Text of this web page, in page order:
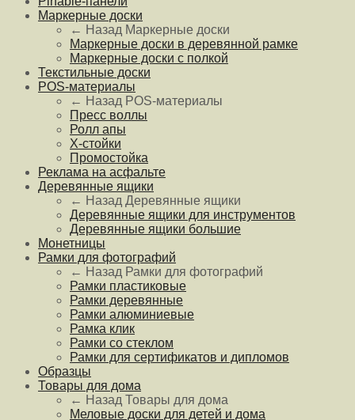
Маркерные доски
← Назад Маркерные доски
Маркерные доски в деревянной рамке
Маркерные доски с полкой
Текстильные доски
POS-материалы
← Назад POS-материалы
Пресс воллы
Ролл апы
Х-стойки
Промостойка
Реклама на асфальте
Деревянные ящики
← Назад Деревянные ящики
Деревянные ящики для инструментов
Деревянные ящики большие
Монетницы
Рамки для фотографий
← Назад Рамки для фотографий
Рамки пластиковые
Рамки деревянные
Рамки алюминиевые
Рамка клик
Рамки со стеклом
Рамки для сертификатов и дипломов
Образцы
Товары для дома
← Назад Товары для дома
Меловые доски для детей и дома